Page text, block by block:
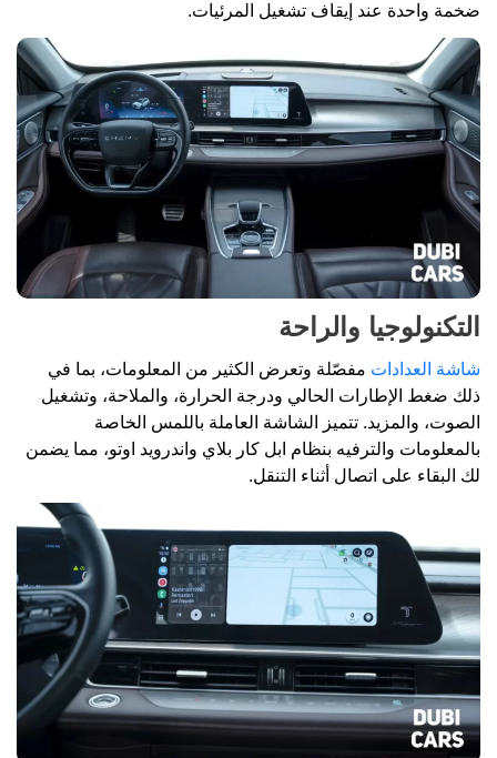
ضخمة واحدة عند إيقاف تشغيل المرئيات.
التكنولوجيا والراحة
شاشة العدادات مفصّلة وتعرض الكثير من المعلومات، بما في
ذلك ضغط الإطارات الحالي ودرجة الحرارة، والملاحة، وتشغيل
الصوت، والمزيد. تتميز الشاشة العاملة باللمس الخاصة
بالمعلومات والترفيه بنظام ابل كار بلاي واندرويد اوتو، مما يضمن
لك البقاء على اتصال أثناء التنقل.